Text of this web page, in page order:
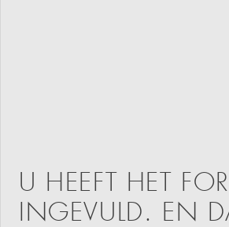
U HEEFT HET
INGEVULD. EN